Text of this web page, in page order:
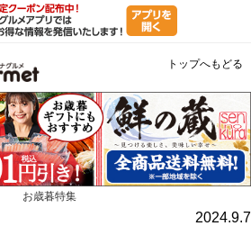
トップへもどる
お歳暮特集
2024.9.7